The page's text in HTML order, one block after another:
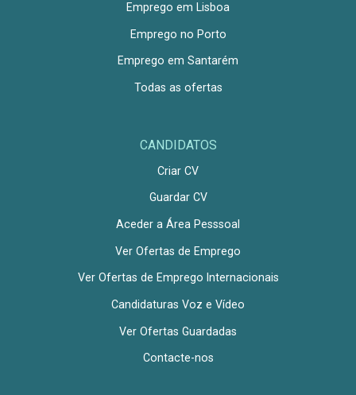
Emprego em Lisboa
Emprego no Porto
Emprego em Santarém
Todas as ofertas
CANDIDATOS
Criar CV
Guardar CV
Aceder a Área Pesssoal
Ver Ofertas de Emprego
Ver Ofertas de Emprego Internacionais
Candidaturas Voz e Vídeo
Ver Ofertas Guardadas
Contacte-nos